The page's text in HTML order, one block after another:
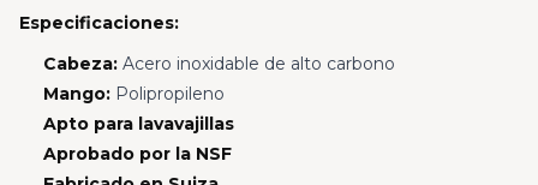
Especificaciones:
Cabeza:Acero inoxidable de alto carbono
Mango:Polipropileno
Apto para lavavajillas
Aprobado por la NSF